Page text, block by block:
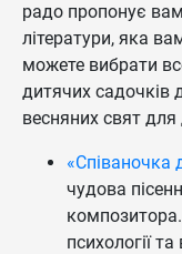
радо пропонує
літератури, яка
можете вибрати
дитячих садочків
весняних свят
«Співаночка
чудова
психології